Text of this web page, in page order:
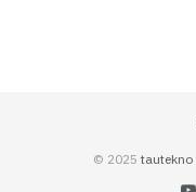
© 2025 tautekno